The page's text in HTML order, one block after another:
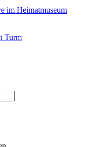
im Heimatmuseum
Turm